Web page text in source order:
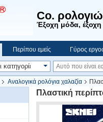
Co.
Έξοχη μόδα, έξοχη
Περίπου εμείς Γύρος
Αναλογικά ρολόγια χαλαζία
Πλαστική